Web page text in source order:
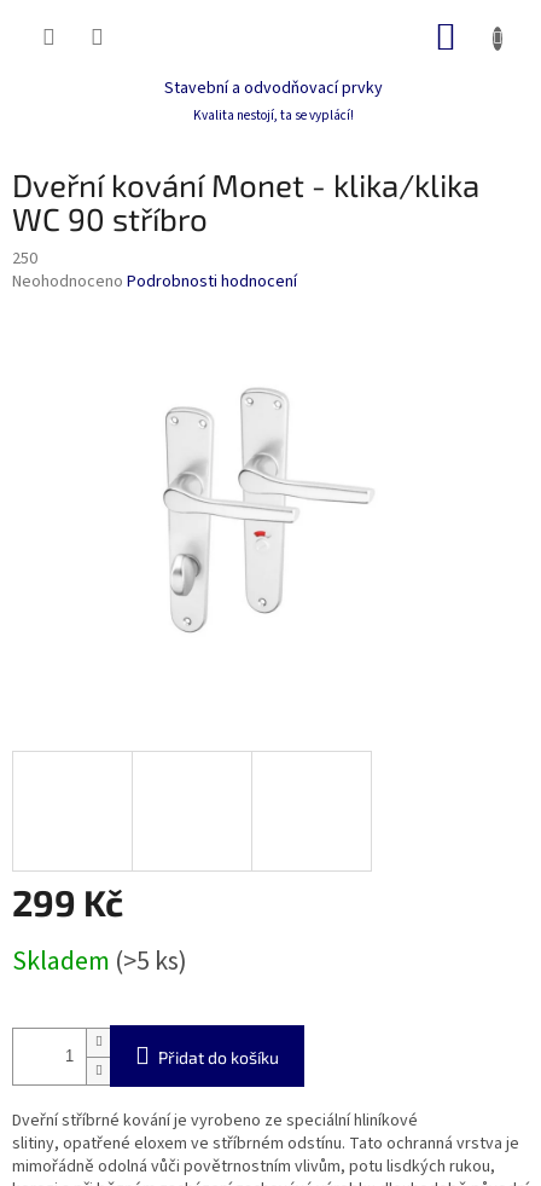
Stavební a odvodňovací prvky
Kvalita nestojí, ta se vyplácí!
Dveřní kování Monet - klika/klika
WC 90 stříbro
250
Průměrné
Neohodnoceno Podrobnosti hodnocení
299 Kč
cena:
Skladem (>5 ks)
Přidat do košíku
Dveřní stříbrné kování je vyrobeno ze speciální hliníkové
slitiny, opatřené eloxem ve stříbrném odstínu. Tato ochranná vrstva je
mimořádně odolná vůči povětrnostním vlivům, potu lisdkých rukou,